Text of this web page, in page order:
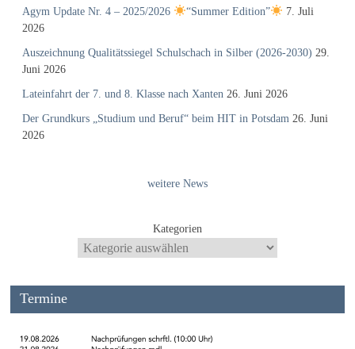
Agym Update Nr. 4 – 2025/2026 “Summer Edition”
7. Juli
2026
Auszeichnung Qualitätssiegel Schulschach in Silber (2026-2030) 29.
Juni 2026
Lateinfahrt der 7. und 8. Klasse nach Xanten 26. Juni 2026
Der Grundkurs „Studium und Beruf“ beim HIT in Potsdam 26. Juni
2026
weitere News
Kategorien
Termine